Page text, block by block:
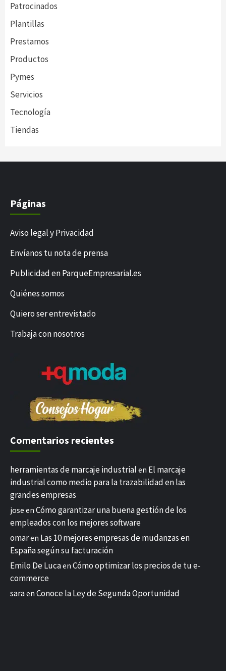
Patrocinados
Plantillas
Prestamos
Productos
Pymes
Servicios
Tecnología
Tiendas
Páginas
Aviso legal y Privacidad
Envíanos tu nota de prensa
Publicidad en ParqueEmpresarial.es
Quiénes somos
Quiero ser entrevistado
Trabaja con nosotros
Comentarios recientes
herramientas de marcaje industrial en El marcaje
industrial como medio para la trazabilidad en las
grandes empresas
jose en Cómo garantizar una buena gestión de los
empleados con los mejores software
omaren Las 10 mejores empresas de mudanzas en
España según su facturación
Emilo De Lucaen Cómo optimizar los precios de tu e-
commerce
saraen Conoce la Ley de Segunda Oportunidad